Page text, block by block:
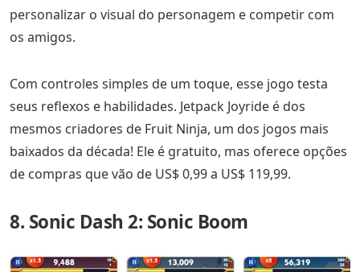
personalizar o visual do personagem e competir com
os amigos.
Com controles simples de um toque, esse jogo testa
seus reflexos e habilidades. Jetpack Joyride é dos
mesmos criadores de Fruit Ninja, um dos jogos mais
baixados da década! Ele é gratuito, mas oferece opções
de compras que vão de US$ 0,99 a US$ 119,99.
8. Sonic Dash 2: Sonic Boom